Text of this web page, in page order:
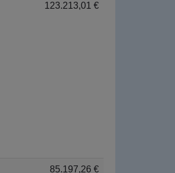
123.213,01 €
85.197,26 €